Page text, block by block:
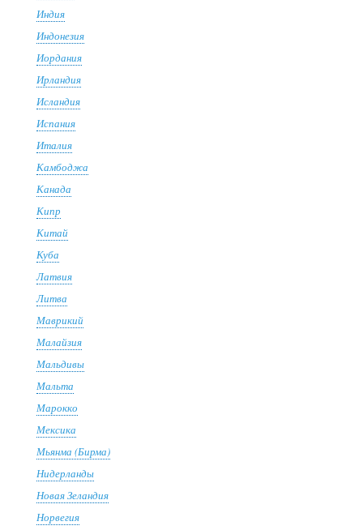
Индия
Индонезия
Иордания
Ирландия
Исландия
Испания
Италия
Камбоджа
Канада
Кипр
Китай
Куба
Латвия
Литва
Маврикий
Малайзия
Мальдивы
Мальта
Марокко
Мексика
Мьянма (Бирма)
Нидерланды
Новая Зеландия
Норвегия